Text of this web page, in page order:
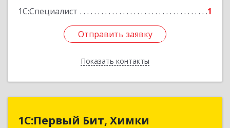
1С:Специалист
1
Отправить заявку
Показать контакты
Подробнее
Отправить заявку
Назад
1С:Первый Бит, Химки